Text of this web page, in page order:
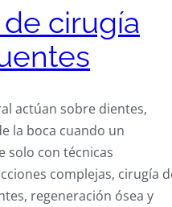
cirugía
actúan sobre dientes,
la boca cuando un
solo con técnicas
complejas, cirugía
regeneración ósea y